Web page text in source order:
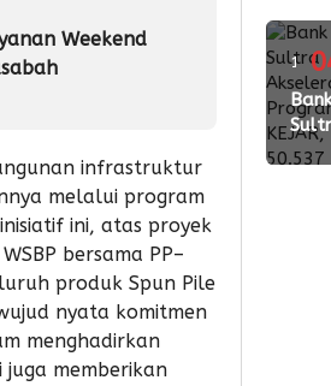
Weekend
infrastruktur
melalui program
ini, atas proyek
bersama PP–
produk Spun Pile
nyata komitmen
menghadirkan
memberikan
1
lalu
Bank